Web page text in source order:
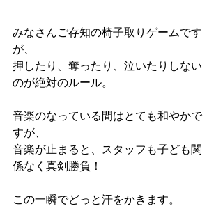
みなさんご存知の椅子取りゲームです
が、
押したり、奪ったり、泣いたりしない
のが絶対のルール。
音楽のなっている間はとても和やかで
すが、
音楽が止まると、スタッフも子ども関
係なく真剣勝負！
この一瞬でどっと汗をかきます。